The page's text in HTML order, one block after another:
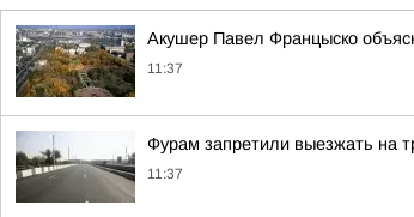
Акушер Павел Францыско
11:37
Фурам запретили выезжать на
11:37